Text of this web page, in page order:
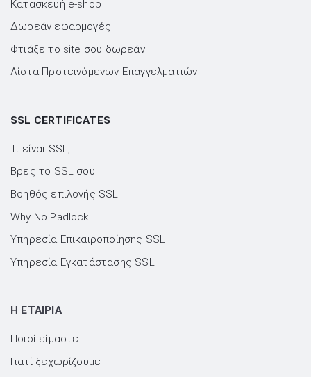
Kατασκευή e-shop
Δωρεάν εφαρμογές
Φτιάξε το site σου δωρεάν
Λίστα Προτεινόμενων Επαγγελματιών
SSL CERTIFICATES
Τι είναι SSL;
Βρες το SSL σου
Βοηθός επιλογής SSL
Why No Padlock
Υπηρεσία Επικαιροποίησης SSL
Υπηρεσία Εγκατάστασης SSL
H ΕΤΑΙΡΙΑ
Ποιοί είμαστε
Γιατί ξεχωρίζουμε